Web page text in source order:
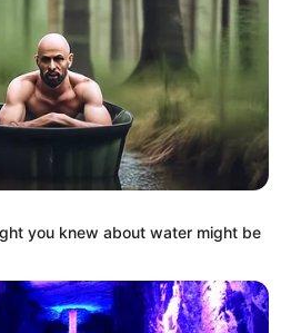
you knew about water might be